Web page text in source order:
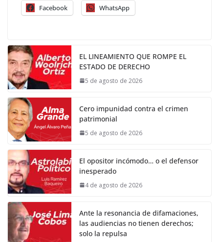
Facebook WhatsApp
EL LINEAMIENTO QUE ROMPE EL
ESTADO DE DERECHO
5 de agosto de 2026
Cero impunidad contra el crimen
patrimonial
5 de agosto de 2026
El opositor incómodo… o el defensor
inesperado
4 de agosto de 2026
Ante la resonancia de difamaciones,
las audiencias no tienen derechos;
solo la repulsa